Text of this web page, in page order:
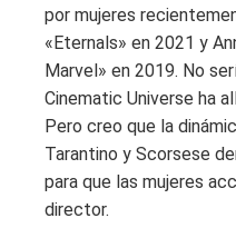
por mujeres
«Eternals» en 2021 y
Marvel» en 2019. No
Cinematic Universe ha
Pero creo que la
Tarantino y Scorsese
para que las mujeres
director.